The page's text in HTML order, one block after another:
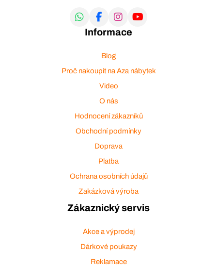
Informace
Blog
Proč nakoupit na Aza nábytek
Video
O nás
Hodnocení zákazníků
Obchodní podmínky
Doprava
Platba
Ochrana osobních údajů
Zakázková výroba
Zákaznický servis
Akce a výprodej
Dárkové poukazy
Reklamace